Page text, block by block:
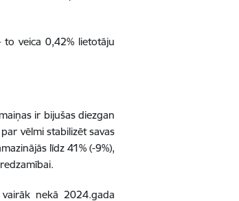
veica 0,42% lietotāju
ir bijušas diezgan
vēlmi stabilizēt savas
līdz 41% (-9%),
nekā 2024.gada